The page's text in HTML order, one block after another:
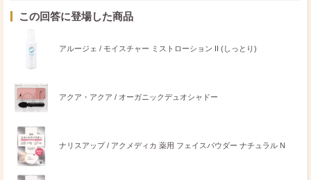
れにくい肌になる気がします。
この回答に登場した商品
アルージェ / モイスチャー ミストローション II (しっとり)
アクア・アクア / オーガニックデュオシャドー
ナリスアップ / アクメディカ 薬用 フェイスパウダー ナチュラル N